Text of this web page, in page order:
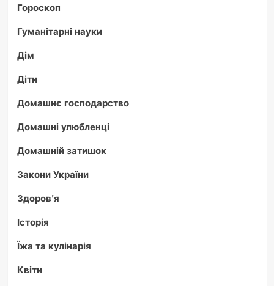
Гороскоп
Гуманітарні науки
Дім
Діти
Домашнє господарство
Домашні улюбленці
Домашній затишок
Закони України
Здоров'я
Історія
Їжа та кулінарія
Квіти